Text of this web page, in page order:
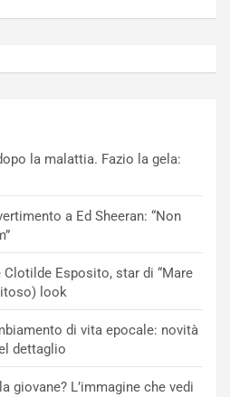
la malattia. Fazio la gela:
a Ed Sheeran: “Non
Esposito, star di “Mare
look
di vita epocale: novità
dettaglio
giovane? L’immagine che vedi